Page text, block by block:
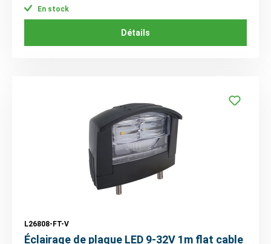
En stock
Détails
L26808-FT-V
Éclairage de plaque LED 9-32V 1m flat cable